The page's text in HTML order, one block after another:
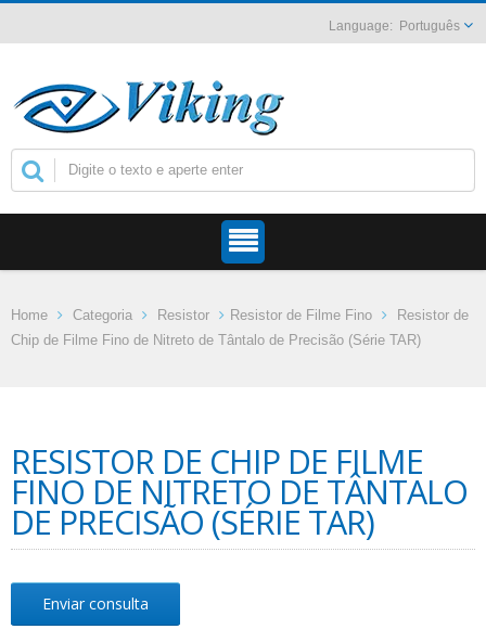
Português
Home Categoria Resistor Resistor de Filme Fino
Resistor de
Chip de Filme Fino de Nitreto de Tântalo de Precisão (Série TAR)
RESISTOR DE CHIP DE FILME
FINO DE NITRETO DE TÂNTALO
DE PRECISÃO (SÉRIE TAR)
Enviar consulta